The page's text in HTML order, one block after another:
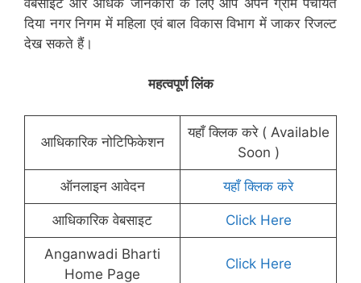
दिया नगर निगम में महिला एवं बाल विकास विभाग में जाकर रिजल्ट
देख सकते हैं।
महत्वपूर्ण लिंक
आधिकारिक नोटिफिकेशन
यहाँ क्लिक करे ( Available
Soon )
ऑनलाइन आवेदन यहाँ क्लिक करे
आधिकारिक वेबसाइट Click Here
Anganwadi Bharti
Home Page
Click Here